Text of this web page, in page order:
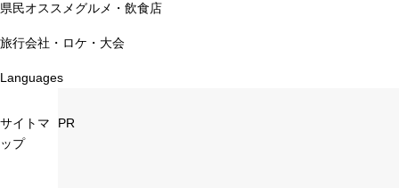
県民オススメグルメ・飲食店
旅行会社・ロケ・大会
Languages
サイトマ
ップ
PR